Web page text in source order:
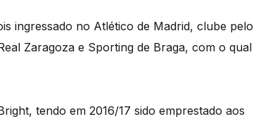
ingressado no Atlético de Madrid, clube pelo
Zaragoza e Sporting de Braga, com o qual
tendo em 2016/17 sido emprestado aos